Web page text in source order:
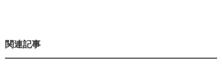
関連記事